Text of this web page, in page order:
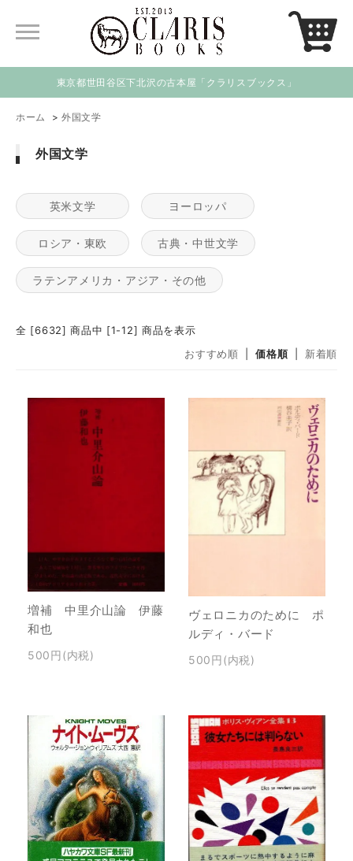
東京都世田谷区下北沢の古本屋「クラリスブックス」
ホーム > 外国文学
外国文学
英米文学 ヨーロッパ
ロシア・東欧 古典・中世文学
ラテンアメリカ・アジア・その他
全 [6632] 商品中 [1-12] 商品を表示
おすすめ順
価格順 新着順
増補 中里介山論 伊藤
和也
500円(内税)
ヴェロニカのために ポ
ルディ・バード
500円(内税)